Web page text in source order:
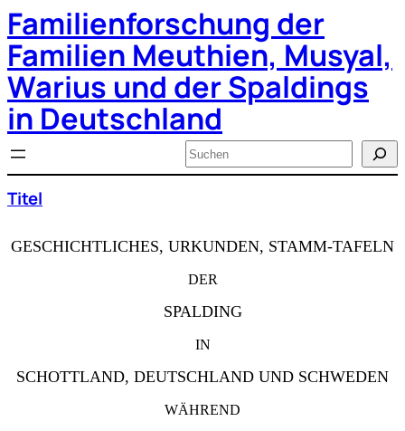
Zum
Inhalt
springen
Familienforschung der
Familien Meuthien, Musyal,
Warius und der Spaldings
in Deutschland
Suchen
Titel
GESCHICHTLICHES, URKUNDEN, STAMM-TAFELN
DER
SPALDING
IN
SCHOTTLAND, DEUTSCHLAND UND SCHWEDEN
WÄHREND